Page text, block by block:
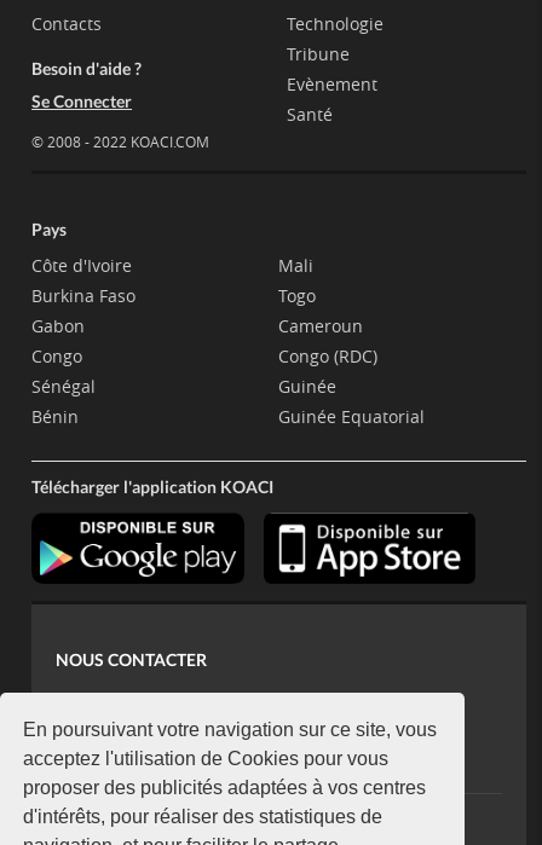
En poursuivant votre navigation sur ce site, vous
acceptez l'utilisation de Cookies pour vous
proposer des publicités adaptées à vos centres
d'intérêts, pour réaliser des statistiques de
Contacts
Besoin d'aide ?
Se Connecter
© 2008 - 2022 KOACI.COM
Technologie
Tribune
Evènement
Santé
Pays
Côte d'Ivoire
Burkina Faso
Gabon
Congo
Sénégal
Bénin
Mali
Togo
Cameroun
Congo (RDC)
Guinée
Guinée Equatorial
Télécharger l'application KOACI
NOUS CONTACTER
koaci@yahoo.fr
+225 07 08 85 52 93
NEWSLETTER